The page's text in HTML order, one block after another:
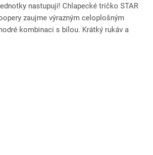
nastupují! Chlapecké tričko STAR
zaujme výrazným celoplošným
kombinaci s bílou. Krátký rukáv a